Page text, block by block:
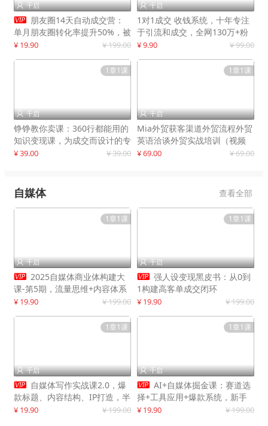
 千启
 朋友圈14天自动成交营：
单月朋友圈转化率提升50%，被
动收入超3万元
¥ 19.90 ¥ 199.00
 千启
1对1成交 收钱系统，十年专注
于引流和成交，全网130万+粉
丝
¥ 9.90 ¥ 99.00
1章1课
 千启
铮铮教你卖课：360行都能用的
知识变现课，为成交而设计的专
属课程
¥ 39.00 ¥ 39.00
1章1课
 千启
Mia外贸获客渠道外贸流程外贸
英语洽谈外贸实战培训（视频
课）价值399元
¥ 69.00 ¥ 69.00
自媒体 查看全部
1章1课
 千启
 2025自媒体商业体构建大
课-第5期，流量思维+内容体系
+变现闭环，打造个人可持续生
¥ 19.90 ¥ 199.00
1章1课
 千启
 强人设变现黑皮书：从0到
1构建高客单成交闭环
¥ 19.90 ¥ 199.00
1章1课
 千启
 自媒体写作实战课2.0，爆
款标题、内容结构、IP打造，半
年复制30万粉月入10万+
¥ 19.90 ¥ 199.00
1章1课
 千启
 AI+自媒体掘金课：赛道选
择+工具应用+爆款系统，新手
快速起步，副业月入8000+
¥ 19.90 ¥ 199.00